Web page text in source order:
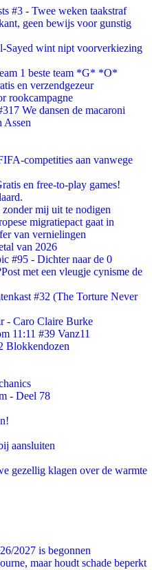
#3 - Twee weken taakstraf
geen bewijs voor gunstig
Sayed wint nipt voorverkiezing
1 beste team *G* *O*
en verzendgezeur
rookcampagne
We dansen de macaroni
Assen
competities aan vanwege
en free-to-play games!
mij uit te nodigen
migratiepact gaat in
van vernielingen
van 2026
#95 - Dichter naar de 0
met een vleugje cynisme de
#32 (The Torture Never
- Caro Claire Burke
11:11 #39 Vanz11
Blokkendozen
- Deel 78
aansluiten
gezellig klagen over de warmte
2027 is begonnen
maar houdt schade beperkt